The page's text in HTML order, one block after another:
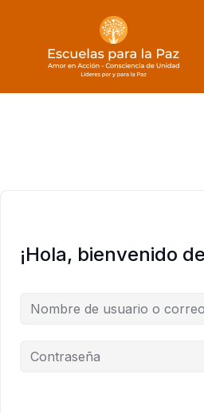
¡Hola, bienvenido